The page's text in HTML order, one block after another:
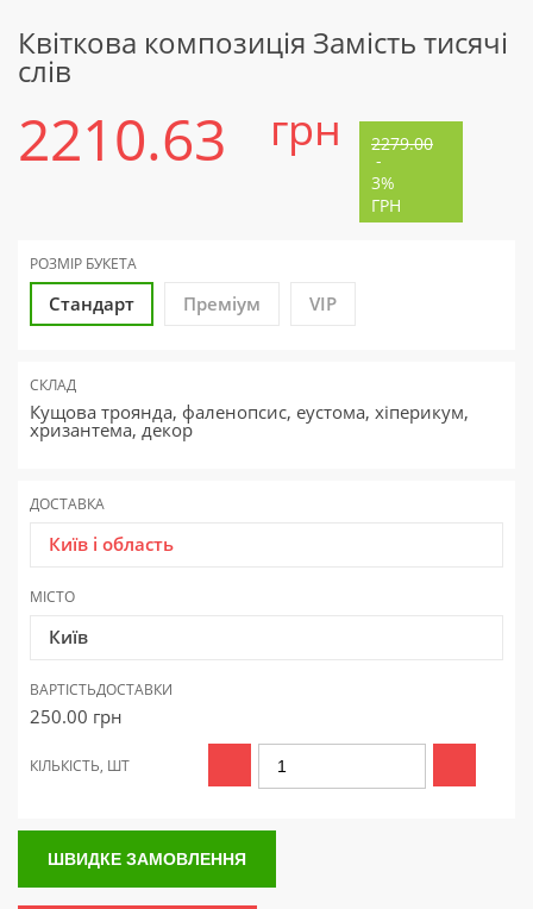
Квіткова композиція Замість тисячі
слів
2210.63 грн 2279.00
-
3%
ГРН
РОЗМІР БУКЕТА
Стандарт Преміум VIP
СКЛАД
Кущова троянда, фаленопсис, еустома, хіперикум,
хризантема, декор
ДОСТАВКА
Київ і область
МІСТО
Київ
ВАРТІСТЬДОСТАВКИ
250.00 грн
КІЛЬКІСТЬ, ШТ
ШВИДКЕ ЗАМОВЛЕННЯ